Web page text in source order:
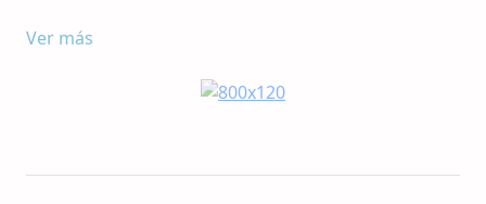
Nuestra propuesta de valor se basa en la integridad,
geográfico. Sobresalimos en fomentar la sinergia,
Ver más